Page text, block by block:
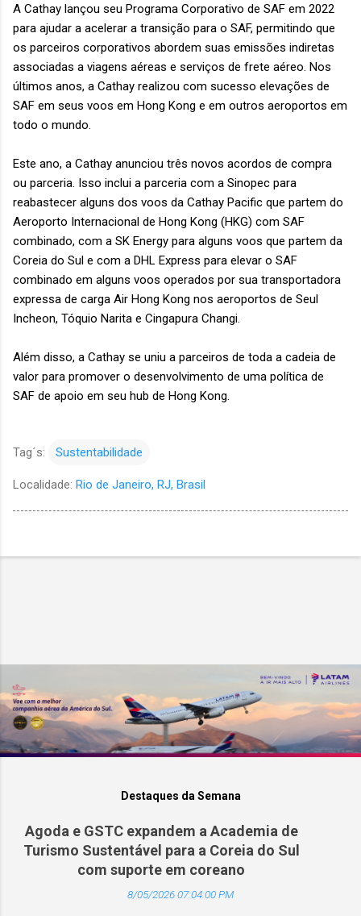
A Cathay lançou seu Programa Corporativo de SAF em 2022
para ajudar a acelerar a transição para o SAF, permitindo que
os parceiros corporativos abordem suas emissões indiretas
associadas a viagens aéreas e serviços de frete aéreo. Nos
últimos anos, a Cathay realizou com sucesso elevações de
SAF em seus voos em Hong Kong e em outros aeroportos em
todo o mundo.
Este ano, a Cathay anunciou três novos acordos de compra
ou parceria. Isso inclui a parceria com a Sinopec para
reabastecer alguns dos voos da Cathay Pacific que partem do
Aeroporto Internacional de Hong Kong (HKG) com SAF
combinado, com a SK Energy para alguns voos que partem da
Coreia do Sul e com a DHL Express para elevar o SAF
combinado em alguns voos operados por sua transportadora
expressa de carga Air Hong Kong nos aeroportos de Seul
Incheon, Tóquio Narita e Cingapura Changi.
Além disso, a Cathay se uniu a parceiros de toda a cadeia de
valor para promover o desenvolvimento de uma política de
SAF de apoio em seu hub de Hong Kong.
Tag´s: Sustentabilidade
Localidade: Rio de Janeiro, RJ, Brasil
Destaques da Semana
Agoda e GSTC expandem a Academia de
Turismo Sustentável para a Coreia do Sul
com suporte em coreano
8/05/2026 07:04:00 PM